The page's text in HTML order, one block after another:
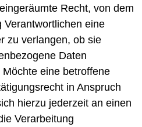
Recht, von dem
Verantwortlichen eine
zu verlangen, ob sie
Daten
eine betroffene
in Anspruch
hierzu jederzeit an einen
Verarbeitung